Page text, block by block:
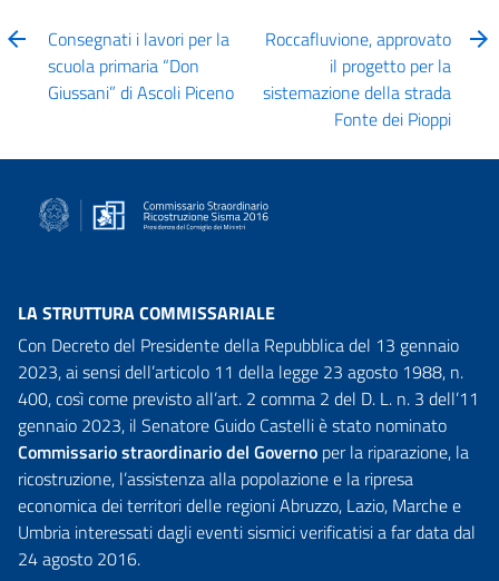
Consegnati i lavori per la
scuola primaria “Don
Giussani” di Ascoli Piceno
Roccafluvione, approvato
il progetto per la
sistemazione della strada
Fonte dei Pioppi
LA STRUTTURA COMMISSARIALE
Con Decreto del Presidente della Repubblica del 13 gennaio
2023, ai sensi dell’articolo 11 della legge 23 agosto 1988, n.
400, così come previsto all’art. 2 comma 2 del D. L. n. 3 dell’11
gennaio 2023, il Senatore Guido Castelli è stato nominato
Commissario straordinario del Governo per la riparazione, la
ricostruzione, l’assistenza alla popolazione e la ripresa
economica dei territori delle regioni Abruzzo, Lazio, Marche e
Umbria interessati dagli eventi sismici verificatisi a far data dal
24 agosto 2016.